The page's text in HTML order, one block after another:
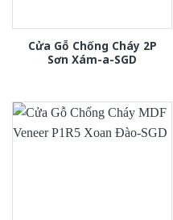
Cửa Gỗ Chống Cháy 2P
Sơn Xám-a-SGD